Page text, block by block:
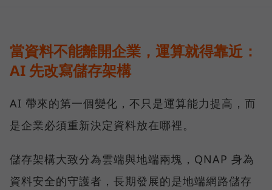
當資料不能離開企業，運算就得靠近：
AI 先改寫儲存架構
AI 帶來的第一個變化，不只是運算能力提高，而
是企業必須重新決定資料放在哪裡。
儲存架構大致分為雲端與地端兩塊，QNAP 身為
資料安全的守護者，長期發展的是地端網路儲存